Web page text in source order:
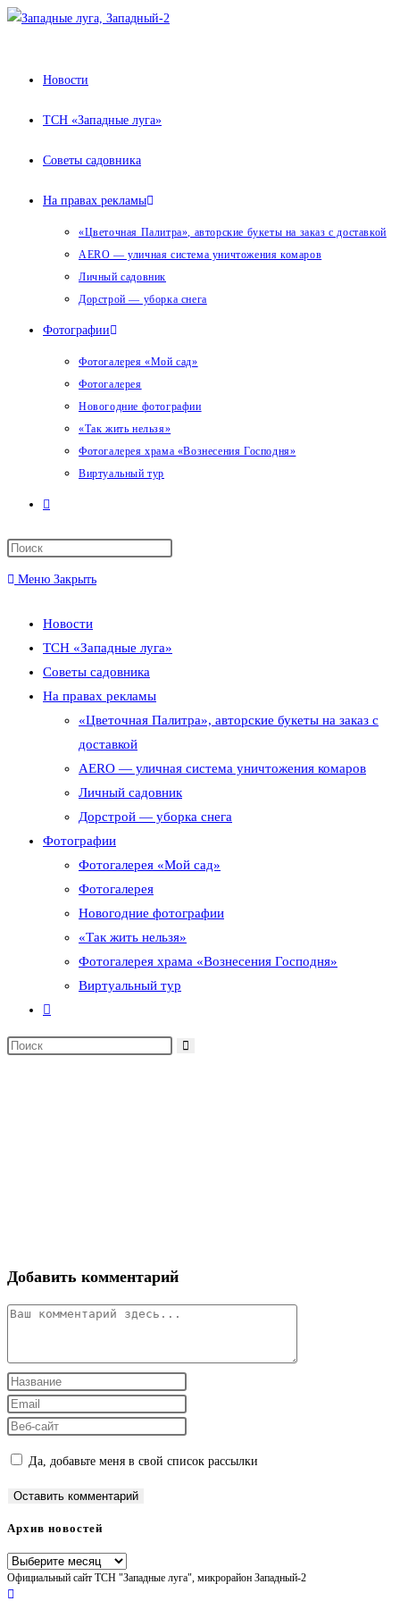
Перейти
Новости
ТСН «Западные луга»
Советы садовника
На правах рекламы
«Цветочная Палитра», авторские букеты на заказ с доставкой
AERO — уличная система уничтожения комаров
Личный садовник
Дорстрой — уборка снега
Фотографии
Фотогалерея «Мой сад»
Фотогалерея
Новогодние фотографии
«Так жить нельзя»
Фотогалерея храма «Вознесения Господня»
Виртуальный тур
Переключить
поиск
по
веб-
сайту
Меню Закрыть
Новости
ТСН «Западные луга»
Советы садовника
На правах рекламы
«Цветочная Палитра», авторские букеты на заказ с
доставкой
AERO — уличная система уничтожения комаров
Личный садовник
Дорстрой — уборка снега
Фотографии
Фотогалерея «Мой сад»
Фотогалерея
Новогодние фотографии
«Так жить нельзя»
Фотогалерея храма «Вознесения Господня»
Виртуальный тур
Переключить
по
Добавить комментарий
Комментарий
Введите
свое
имя
пользователя,
прокомментировать
Введите
свой
адрес,
чтобы
Введите
вашего
веб-
(необязательно)
Да, добавьте меня в свой список рассылки
Архив новостей
Архив
новостей
Официальный сайт ТСН "Западные луга", микрорайон Западный-2